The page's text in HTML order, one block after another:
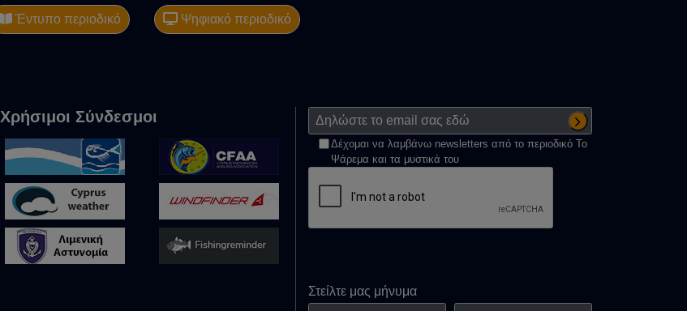
Έντυπο περιοδικό Ψηφιακό περιοδικό
Χρήσιμοι Σύνδεσμοι
Δέχομαι να λαμβάνω newsletters από το περιοδικό Το
Ψάρεμα και τα μυστικά του
Στείλτε μας μήνυμα